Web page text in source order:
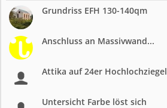
Grundriss EFH 130-140qm
Anschluss an Massivwand...
Attika auf 24er Hochlochziegel
Untersicht Farbe löst sich